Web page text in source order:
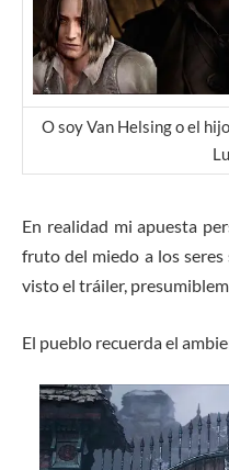
O soy Van Helsing o el
En realidad mi apuesta
fruto del miedo a los
visto el tráiler,
El pueblo recuerda el